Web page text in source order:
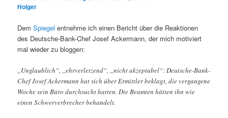
Holger
DemSpiegel entnehme ich einen Bericht über die Reaktionen
des Deutsche-Bank-Chef Josef Ackermann, der mich motiviert
mal wieder zu bloggen:
„Unglaublich“, „ehrverletzend“, „nicht akzeptabel“: Deutsche-Bank-
Chef Josef Ackermann hat sich über Ermittler beklagt, die vergangene
Woche sein Büro durchsucht hatten. Die Beamten hätten ihn wie
einen Schwerverbrecher behandelt.